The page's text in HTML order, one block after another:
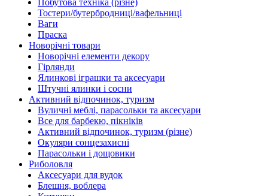
Побутова техніка (різне)
Тостери/бутербродниці/вафельниці
Ваги
Праска
Новорічні товари
Новорічні елементи декору
Гірлянди
Ялинкові іграшки та аксесуари
Штучні ялинки і сосни
Активний відпочинок, туризм
Вуличні меблі, парасольки та аксесуари
Все для барбекю, пікніків
Активний відпочинок, туризм (різне)
Окуляри сонцезахисні
Парасольки і дощовики
Риболовля
Аксесуари для вудок
Блешня, воблера